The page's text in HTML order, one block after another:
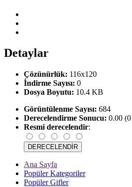
Detaylar
Çözünürlük: 116x120
İndirme Sayısı: 0
Dosya Boyutu: 10.4 KB
Görüntülenme Sayısı: 684
Derecelendirme Sonucu: 0.00
Resmi derecelendir:
Ana Sayfa
Popüler Kategoriler
Popüler Gifler